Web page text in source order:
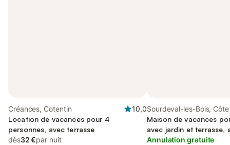
Créances, Cotentin
10,0
Location de vacances pour 4
personnes, avec terrasse
dès32 €par nuit
Sourdeval-les-Bois,
Déroute
Maison de vacances
avec jardin et terrasse,
acceptés
Annulation gratuite